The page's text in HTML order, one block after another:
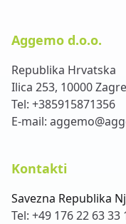
Aggemo d.o.o.
Republika Hrvatska
Ilica 253, 10000
Tel: +385915871356
E-mail:
Kontakti
Savezna Republika
Tel: +49 176 22 63 33